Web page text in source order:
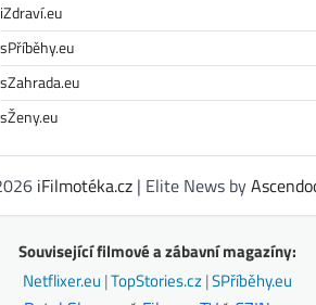
iZdraví.eu
sPříběhy.eu
sZahrada.eu
sŽeny.eu
iFilmotéka.cz| Elite News by
Související filmové a zábavní magazíny:
Netflixer.eu |TopStories.cz|SPříběhy.eu